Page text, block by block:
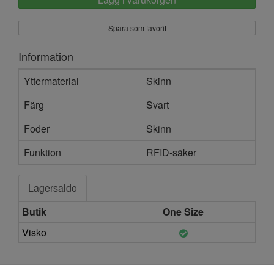
Spara som favorit
Information
Yttermaterial
Skinn
Färg
Svart
Foder
Skinn
Funktion
RFID-säker
Lagersaldo
Butik
One Size
Visko